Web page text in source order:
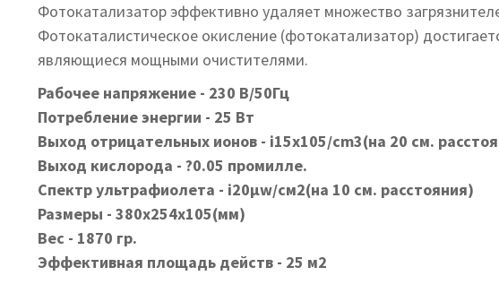
Фотокатализатор эффективно удаляет множество
Фотокаталистическое окисление (фотокатализатор)
являющиеся мощными очистителями.
Рабочее напряжение - 230 В/50Гц
Потребление энергии - 25 Вт
Выход отрицательных ионов - і15x105/cm3(на 20 см.
Выход кислорода - ?0.05 промилле.
Спектр ультрафиолета - і20µw/cм2(на 10 см. расстояния)
Размеры - 380х254х105(мм)
Вес - 1870 гр.
Эффективная площадь действ - 25 м2